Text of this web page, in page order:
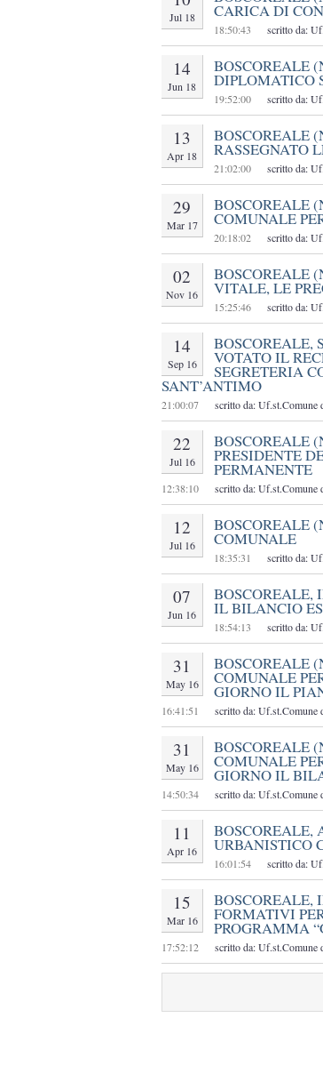
Jul 18 CARICA DI
18:50:43 scritto da:
14
Jun 18
BOSCOREALE
DIPLOMATICO
19:52:00 scritto da:
13
Apr 18
BOSCOREALE
RASSEGNATO
21:02:00 scritto da:
29
Mar 17
BOSCOREALE
COMUNALE
20:18:02 scritto da:
02
Nov 16
BOSCOREALE
VITALE, LE
15:25:46 scritto da:
14
Sep 16
BOSCOREALE,
VOTATO IL
SEGRETERIA
SANT’ANTIMO
21:00:07 scritto da: Uf.st.Comune
22
Jul 16
BOSCOREALE
PRESIDENTE
PERMANENTE
12:38:10 scritto da: Uf.st.Comune
12
Jul 16
BOSCOREALE
COMUNALE
18:35:31 scritto da:
07
Jun 16
BOSCOREALE,
IL BILANCIO
18:54:13 scritto da:
31
May 16
BOSCOREALE
COMUNALE
GIORNO IL
16:41:51 scritto da: Uf.st.Comune
31
May 16
BOSCOREALE
COMUNALE
GIORNO IL
14:50:34 scritto da: Uf.st.Comune
11
Apr 16
BOSCOREALE,
URBANISTICO
16:01:54 scritto da:
15
Mar 16
BOSCOREALE,
FORMATIVI
PROGRAMMA
17:52:12 scritto da: Uf.st.Comune